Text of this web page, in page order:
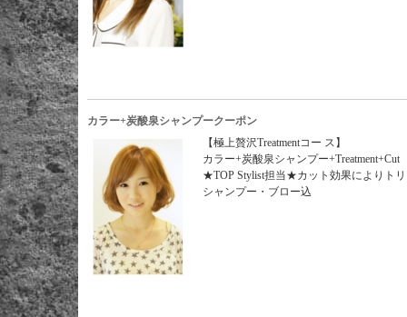
カラー+炭酸泉シャンプークーポン
【極上贅沢Treatmentコー ス】
カラー+炭酸泉シャンプー+Treatment+Cut
★TOP Stylist担当★カット効果によりト
シャンプー・ブロー込